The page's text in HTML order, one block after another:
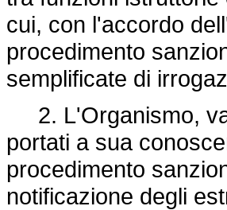
cui, con l'accordo
procedimento
semplificate di
2. L'Organismo,
portati a sua
procedimento
notificazione degli